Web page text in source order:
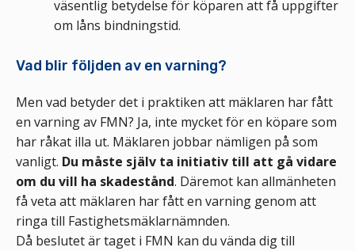
väsentlig betydelse för köparen att få uppgifter
om låns bindningstid.
Vad blir följden av en varning?
Men vad betyder det i praktiken att mäklaren har fått
en varning av FMN? Ja, inte mycket för en köpare som
har råkat illa ut. Mäklaren jobbar nämligen på som
vanligt. Du måste själv ta initiativ till att gå vidare
om du vill ha skadestånd. Däremot kan allmänheten
få veta att mäklaren har fått en varning genom att
ringa till Fastighetsmäklarnämnden.
Då beslutet är taget i FMN kan du vända dig till